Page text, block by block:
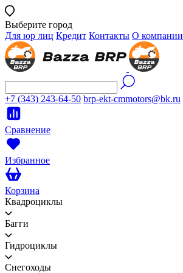
Выберите город
Для юр лиц Кредит Контакты О компании
+7 (343) 243-64-50 brp-ekt-cmmotors@bk.ru
Сравнение
Избранное
Корзина
Квадроциклы
Багги
Гидроциклы
Снегоходы